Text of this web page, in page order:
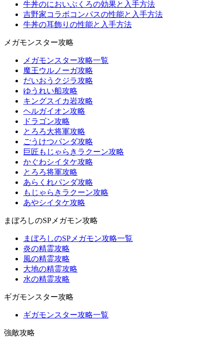
牛丼のにおいぶくろの効果と入手方法
吉野家コラボコンパスの性能と入手方法
牛丼の耳飾りの性能と入手方法
メガモンスター攻略
メガモンスター攻略一覧
魔王ウルノーガ攻略
だいおうクジラ攻略
ゆうれい船攻略
キングスイカ岩攻略
ヘルガイオン攻略
ドラゴン攻略
とろろ大将軍攻略
ごうけつパンダ攻略
巨匠もじゃらきラクーン攻略
かぐわシイタケ攻略
とろろ将軍攻略
あらくれパンダ攻略
もじゃらきラクーン攻略
あやシイタケ攻略
まぼろしのSPメガモン攻略
まぼろしのSPメガモン攻略一覧
炎の精霊攻略
風の精霊攻略
大地の精霊攻略
水の精霊攻略
ギガモンスター攻略
ギガモンスター攻略一覧
強敵攻略